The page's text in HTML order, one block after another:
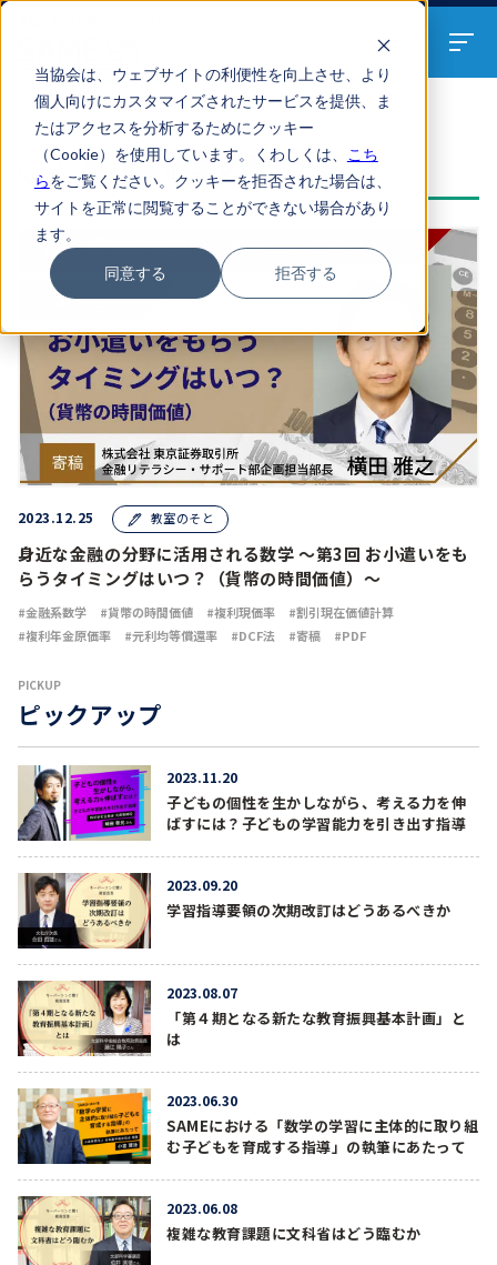
当協会は、ウェブサイトの利便性を向上させ、より
個人向けにカスタマイズされたサービスを提供、ま
たはアクセスを分析するためにクッキー
（Cookie）を使用しています。くわしくは、
こち
らをご覧ください。クッキーを拒否された場合は、
サイトを正常に閲覧することができない場合があり
ます。
同意する 拒否する
ARTICLES
複利現価率の記事一覧
2023.12.25 教室のそと
身近な金融の分野に活用される数学 ～第3回 お小遣いをも
らうタイミングはいつ？（貨幣の時間価値）～
金融系数学 貨幣の時間価値 複利現価率
割引現在価値計算
複利年金原価率
元利均等償還率 DCF法 寄稿 PDF
PICKUP
ピックアップ
2023.11.20
子どもの個性を生かしながら、考える力を伸
ばすには？子どもの学習能力を引き出す指導
2023.09.20
学習指導要領の次期改訂はどうあるべきか
2023.08.07
「第４期となる新たな教育振興基本計画」と
は
2023.06.30
SAMEにおける「数学の学習に主体的に取り組
む子どもを育成する指導」の執筆にあたって
2023.06.08
複雑な教育課題に文科省はどう臨むか